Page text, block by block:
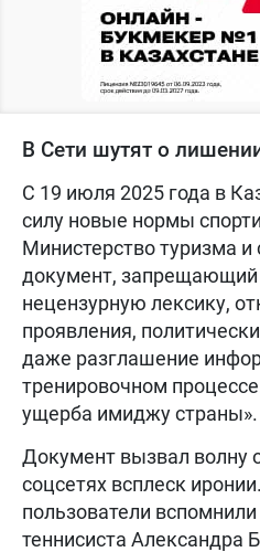
В Сети шутят о
С 19 июля 2025 года в
силу новые нормы
Министерство туризма и
документ, запрещающий
нецензурную лексику,
проявления,
даже разглашение
тренировочном
ущерба имиджу страны».
Документ вызвал волну
соцсетях всплеск
пользователи
теннисиста Александра